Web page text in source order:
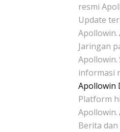
resmi
Update
Apollowin.
Jaringan
Apollowin.
informasi
Apollowin
Platform
Apollowin.
Berita